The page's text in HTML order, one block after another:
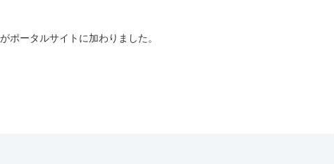
ポータルサイトに加わりました。